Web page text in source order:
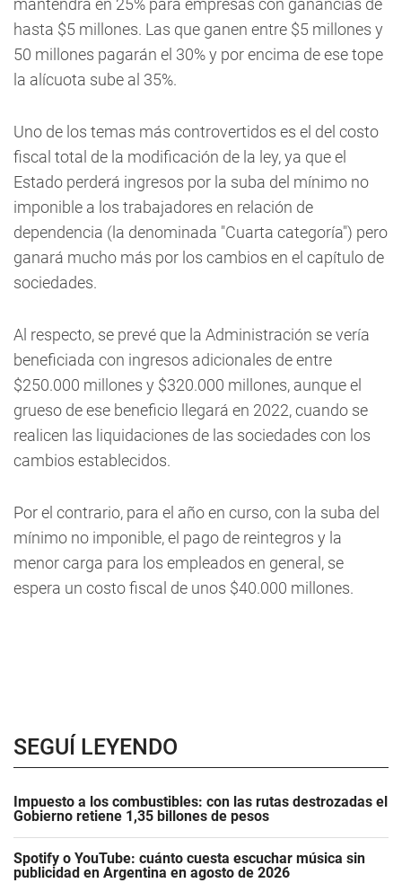
mantendrá en 25% para empresas con ganancias de
hasta $5 millones. Las que ganen entre $5 millones y
50 millones pagarán el 30% y por encima de ese tope
la alícuota sube al 35%.
Uno de los temas más controvertidos es el del costo
fiscal total de la modificación de la ley, ya que el
Estado perderá ingresos por la suba del mínimo no
imponible a los trabajadores en relación de
dependencia (la denominada "Cuarta categoría") pero
ganará mucho más por los cambios en el capítulo de
sociedades.
Al respecto, se prevé que la Administración se vería
beneficiada con ingresos adicionales de entre
$250.000 millones y $320.000 millones, aunque el
grueso de ese beneficio llegará en 2022, cuando se
realicen las liquidaciones de las sociedades con los
cambios establecidos.
Por el contrario, para el año en curso, con la suba del
mínimo no imponible, el pago de reintegros y la
menor carga para los empleados en general, se
espera un costo fiscal de unos $40.000 millones.
SEGUÍ LEYENDO
Impuesto a los combustibles: con las rutas destrozadas el
Gobierno retiene 1,35 billones de pesos
Spotify o YouTube: cuánto cuesta escuchar música sin
publicidad en Argentina en agosto de 2026